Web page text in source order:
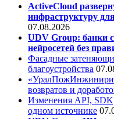
ActiveCloud
инфраструктуру
07.08.2026
UDV Group: банки
нейросетей без
Фасадные
благоустройства
возвратов и
Изменения API,
одном источнике